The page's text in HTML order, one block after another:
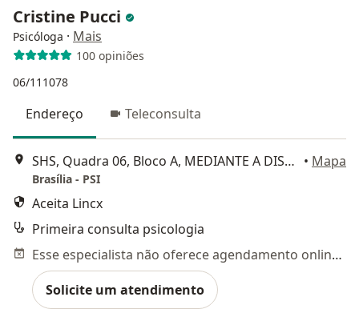
Cristine Pucci
Psicóloga · Mais
100 opiniões
06/111078
Endereço Teleconsulta
SHS, Quadra 06, Bloco A, MEDIANTE A DISPONIBILIDADE, Brasília • Mapa
Brasília - PSI
Aceita Lincx
Primeira consulta psicologia
Esse especialista não oferece agendamento online para esse endereço.
Solicite um atendimento